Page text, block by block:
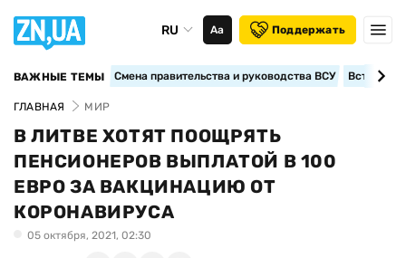
RU Аа Поддержать
ВАЖНЫЕ ТЕМЫ Смена правительства и руководства ВСУ
ГЛАВНАЯ МИР
В ЛИТВЕ ХОТЯТ ПООЩРЯТЬ
ПЕНСИОНЕРОВ ВЫПЛАТОЙ В 100
ЕВРО ЗА ВАКЦИНАЦИЮ ОТ
КОРОНАВИРУСА
05 октября, 2021, 02:30